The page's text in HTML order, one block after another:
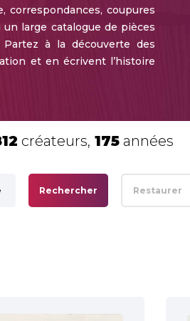
correspondances, coupures
large catalogue de pièces
à la découverte des
et en écrivent l’histoire
créateurs, 175 années
Rechercher Restaurer